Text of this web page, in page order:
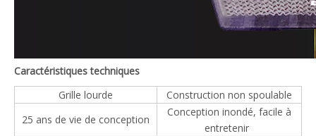
Caractéristiques techniques
Grille lourde
Construction non spoulable
25 ans de vie de conception
Conception inondé, facile à
entretenir